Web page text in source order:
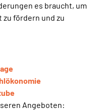
es braucht, um
fördern und zu
Angeboten: